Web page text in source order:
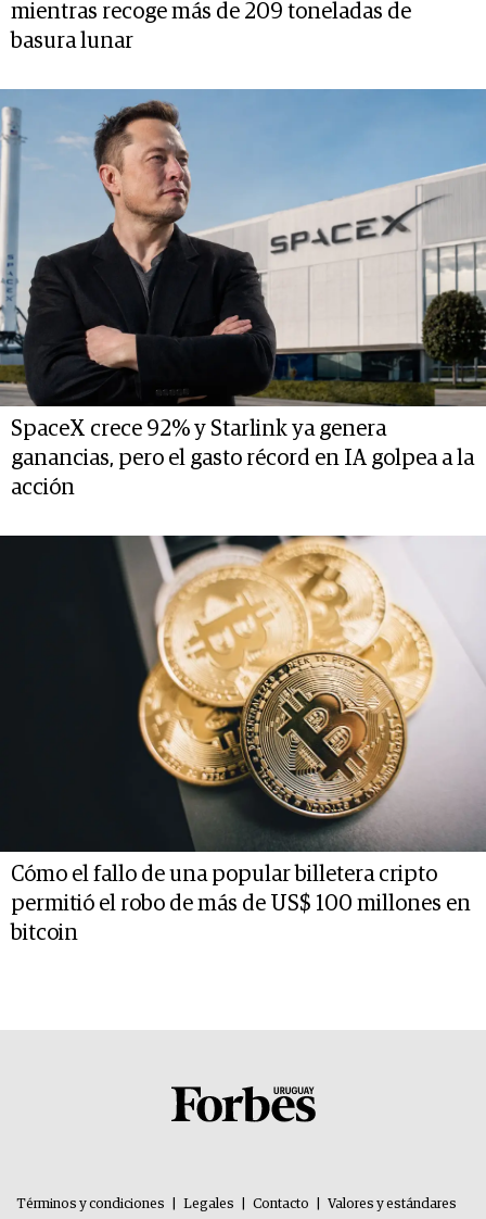
mientras recoge más de 209 toneladas de
basura lunar
SpaceX crece 92% y Starlink ya genera
ganancias, pero el gasto récord en IA golpea a la
acción
Cómo el fallo de una popular billetera cripto
permitió el robo de más de US$ 100 millones en
bitcoin
Términos y condiciones Legales Contacto Valores y estándares